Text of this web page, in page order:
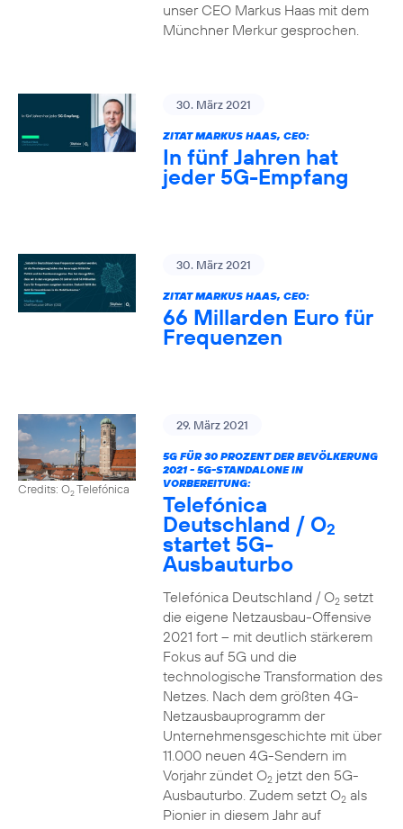
unser CEO Markus Haas mit dem
Münchner Merkur gesprochen.
30. März 2021
ZITAT MARKUS HAAS, CEO:
In fünf Jahren hat
jeder 5G-Empfang
30. März 2021
ZITAT MARKUS HAAS, CEO:
66 Millarden Euro für
Frequenzen
Credits: O2Telefónica
29. März 2021
5G FÜR 30 PROZENT DER BEVÖLKERUNG
2021 - 5G-STANDALONE IN
VORBEREITUNG:
Telefónica
Deutschland / O2
startet 5G-
Ausbauturbo
Telefónica Deutschland / O2setzt
die eigene Netzausbau-Offensive
2021 fort – mit deutlich stärkerem
Fokus auf 5G und die
technologische Transformation des
Netzes. Nach dem größten 4G-
Netzausbauprogramm der
Unternehmensgeschichte mit über
11.000 neuen 4G-Sendern im
Vorjahr zündet O2jetzt den 5G-
Ausbauturbo. Zudem setzt O2als
Pionier in diesem Jahr auf